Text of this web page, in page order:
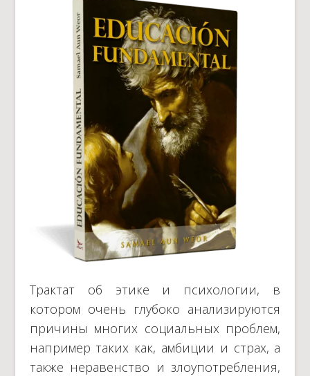
Трактат об этике и психологии, в
котором очень глубоко анализируются
причины многих социальных проблем,
например таких как, амбиции и страх, а
также неравенство и злоупотребления,